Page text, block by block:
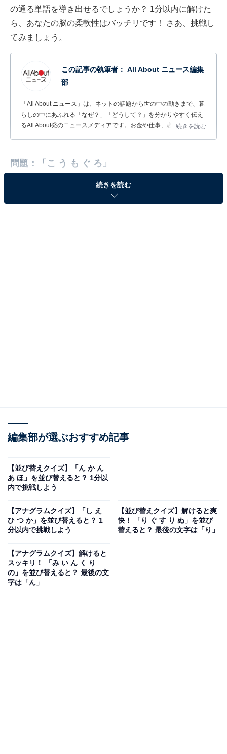
の通る単語を導き出せるでしょうか？ 1分以内に解けた
ら、あなたの脳の柔軟性はバッチリです！ さあ、挑戦し
てみましょう。
この記事の執筆者： All About ニュース編集
部
「All About ニュース」は、ネットの話題から世の中の動きまで、暮
らしの中にあふれる「なぜ？」「どうして？」を分かりやすく伝え
るAll About発のニュースメディアです。お金や仕事、恋愛、ITに関
...続きを読む
問題：「こ う も ぐ ろ」
あわせて読みたい
あわせて読みたい
う！「し い み さ あ」を並び替えると？
続きを読む
編集部が選ぶおすすめ記事
【並び替えクイズ】「ん か ん
あ ほ」を並び替えると？ 1分以
内で挑戦しよう
【アナグラムクイズ】「し え
ひ つ か」を並び替えると？ 1
分以内で挑戦しよう
【並び替えクイズ】解けると爽
快！ 「り ぐ す り ぬ」を並び
替えると？ 最後の文字は「り」
【アナグラムクイズ】解けると
スッキリ！ 「み い ん く り
の」を並び替えると？ 最後の文
字は「ん」